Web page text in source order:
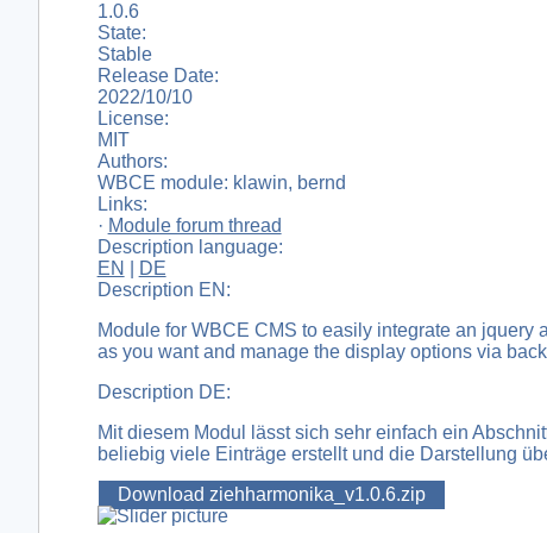
1.0.6
State:
Stable
Release Date:
2022/10/10
License:
MIT
Authors:
WBCE module: klawin, bernd
Links:
· Module forum thread
Description language:
EN
DE
Description EN:
Module for WBCE CMS to easily integrate an
as you want and manage the display options via
Description DE:
Mit diesem Modul lässt sich sehr einfach ein
beliebig viele Einträge erstellt und die Darstellung
Download ziehharmonika_v1.0.6.zip